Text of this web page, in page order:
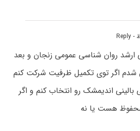
- Reply
ارشد روان شناسی عمومی زنجان و بعد
شدم اگر توی تکمیل ظرفیت شرکت کنم
اندیمشک رو انتخاب کنم و اگر
هست یا نه